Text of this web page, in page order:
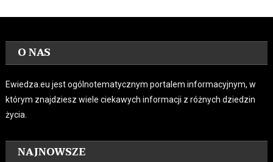
O NAS
Ewiedza.eu jest ogólnotematycznym portalem informacyjnym, w
którym znajdziesz wiele ciekawych informacji z różnych dziedzin
życia.
NAJNOWSZE